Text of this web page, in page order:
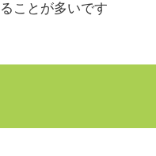
ことが多いです